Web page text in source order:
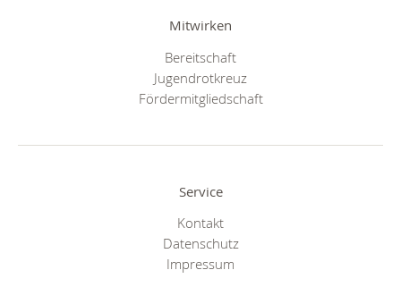
Mitwirken
Bereitschaft
Jugendrotkreuz
Fördermitgliedschaft
Service
Kontakt
Datenschutz
Impressum